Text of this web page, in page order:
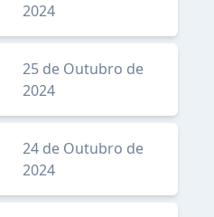
2024
25 de Outubro de
2024
24 de Outubro de
2024